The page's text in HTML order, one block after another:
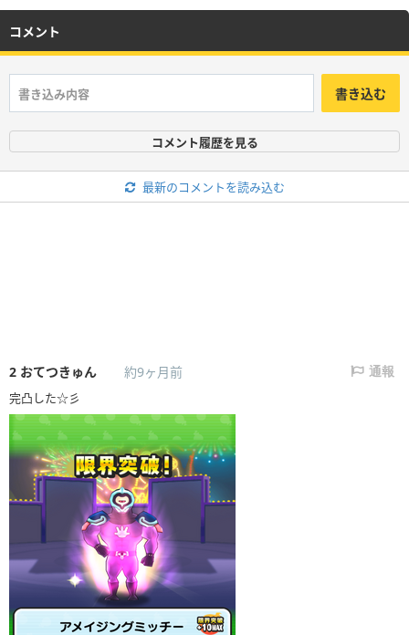
コメント
書き込む
コメント履歴を見る
最新のコメントを読み込む
2 おてつきゅん 約9ヶ月前 通報
完凸した☆彡